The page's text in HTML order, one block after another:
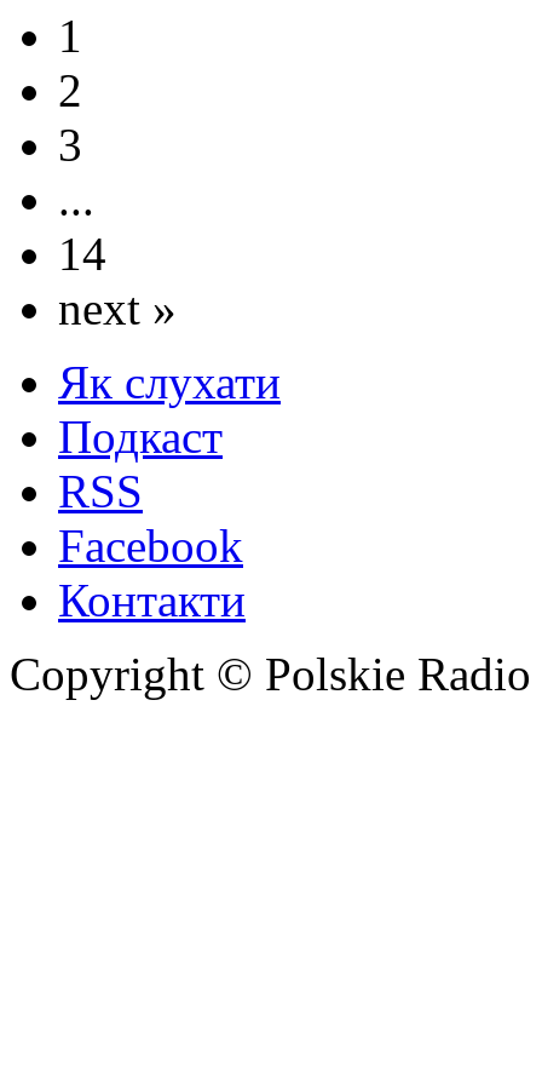
1
2
3
...
14
next »
Як слухати
Подкаст
RSS
Facebook
Контакти
Copyright © Polskie